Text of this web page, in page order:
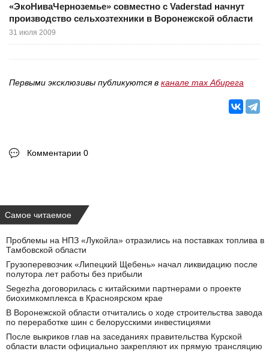
«ЭкоНиваЧерноземье» совместно с Vaderstad начнут
производство сельхозтехники в Воронежской области
31 июля 2009
Первыми эксклюзивы публикуются в канале max Абирега
Комментарии 0
Самое читаемое
Проблемы на НПЗ «Лукойла» отразились на поставках топлива в
Тамбовской области
Грузоперевозчик «Липецкий Щебень» начал ликвидацию после
полутора лет работы без прибыли
Segezha договорилась с китайскими партнерами о проекте
биохимкомплекса в Красноярском крае
В Воронежской области отчитались о ходе строительства завода
по переработке шин с белорусскими инвестициями
После выкриков глав на заседаниях правительства Курской
области власти официально закрепляют их прямую трансляцию